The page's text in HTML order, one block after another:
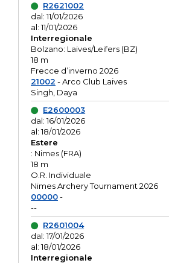
R2621002
dal: 11/01/2026
al: 11/01/2026
Interregionale
Bolzano: Laives/Leifers (BZ)
18 m
Frecce d’inverno 2026
21002 - Arco Club Laives
Singh, Daya
E2600003
dal: 16/01/2026
al: 18/01/2026
Estere
: Nimes (FRA)
18 m
O.R. Individuale
Nimes Archery Tournament 2026
00000-
--
R2601004
dal: 17/01/2026
al: 18/01/2026
Interregionale